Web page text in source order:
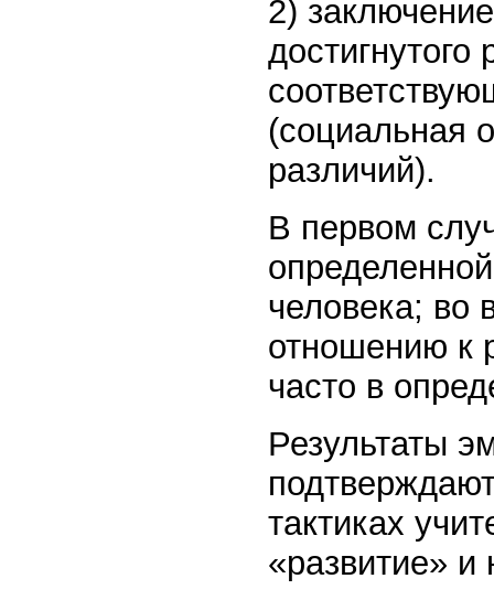
2)
достигнутого
(социальная
различий).
В первом
человека; во
отношению к
часто в
Результаты
тактиках
«развитие» и